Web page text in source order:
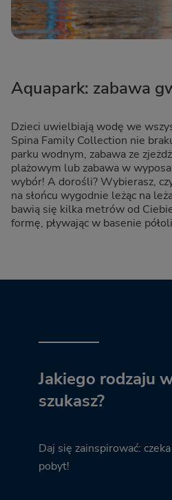
Aquapark: zabawa
Dzieci uwielbiają wodę we
Spina Family Collection nie
parku wodnym, zabawa ze
plażowym lub zabawa w
wybór! A dorośli? Wybierasz,
na słońcu wygodnie leżąc na
bawią się kilka metrów od
formę, pływając w basenie
Jakiego rodzaju
szukasz?
Daj się zainspirować:
pobyt!